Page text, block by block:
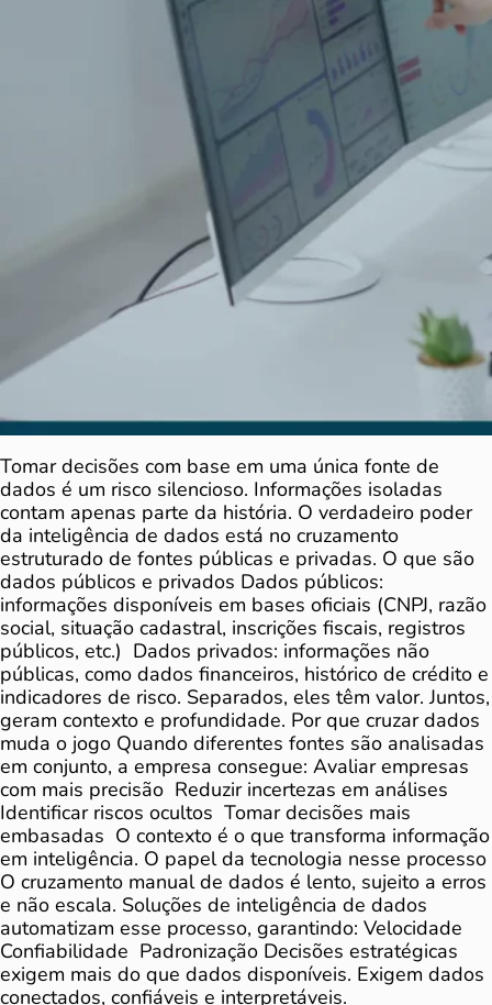
Tomar decisões com base em uma única fonte de
dados é um risco silencioso. Informações isoladas
contam apenas parte da história. O verdadeiro poder
da inteligência de dados está no cruzamento
estruturado de fontes públicas e privadas. O que são
dados públicos e privados Dados públicos:
informações disponíveis em bases oficiais (CNPJ, razão
social, situação cadastral, inscrições fiscais, registros
públicos, etc.) Dados privados: informações não
públicas, como dados financeiros, histórico de crédito e
indicadores de risco. Separados, eles têm valor. Juntos,
geram contexto e profundidade. Por que cruzar dados
muda o jogo Quando diferentes fontes são analisadas
em conjunto, a empresa consegue: Avaliar empresas
com mais precisão Reduzir incertezas em análises
Identificar riscos ocultos Tomar decisões mais
embasadas O contexto é o que transforma informação
em inteligência. O papel da tecnologia nesse processo
O cruzamento manual de dados é lento, sujeito a erros
e não escala. Soluções de inteligência de dados
automatizam esse processo, garantindo: Velocidade
Confiabilidade Padronização Decisões estratégicas
exigem mais do que dados disponíveis. Exigem dados
conectados, confiáveis e interpretáveis.